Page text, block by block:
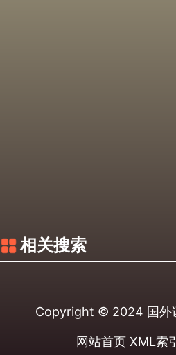
相关搜索
Copyright © 2024 国外
网站首页 XML索引